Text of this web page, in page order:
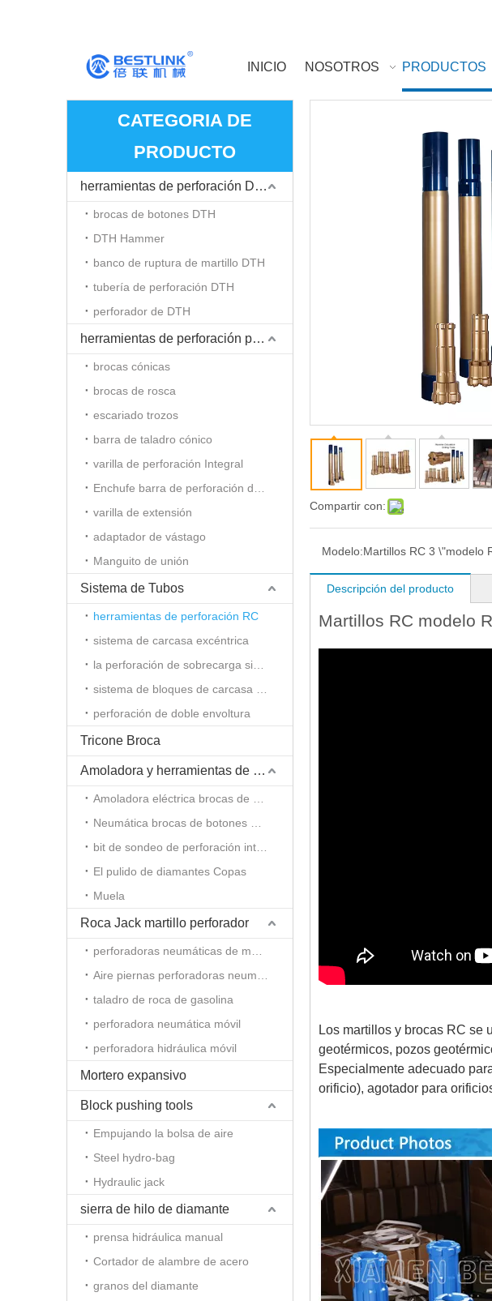
INICIO NOSOTROS PRODUCTOS
CATEGORIA DE
PRODUCTO
herramientas de perforación DTH
brocas de botones DTH
DTH Hammer
banco de ruptura de martillo DTH
tubería de perforación DTH
perforador de DTH
herramientas de perforación para martillo Top
brocas cónicas
brocas de rosca
escariado trozos
barra de taladro cónico
varilla de perforación Integral
varilla de extensión
adaptador de vástago
Manguito de unión
Sistema de Tubos
herramientas de perforación RC
sistema de carcasa excéntrica
perforación de doble envoltura
Tricone Broca
Amoladora y herramientas de amolado
El pulido de diamantes Copas
Muela
Roca Jack martillo perforador
taladro de roca de gasolina
perforadora neumática móvil
perforadora hidráulica móvil
Mortero expansivo
Block pushing tools
Empujando la bolsa de aire
Steel hydro-bag
Hydraulic jack
sierra de hilo de diamante
prensa hidráulica manual
Cortador de alambre de acero
granos del diamante
Compartir con:
Modelo:Martillos RC 3 \"modelo
Descripción del producto
Martillos RC modelo
Los martillos y brocas RC se
geotérmicos, pozos
Especialmente adecuado
orificio), agotador para